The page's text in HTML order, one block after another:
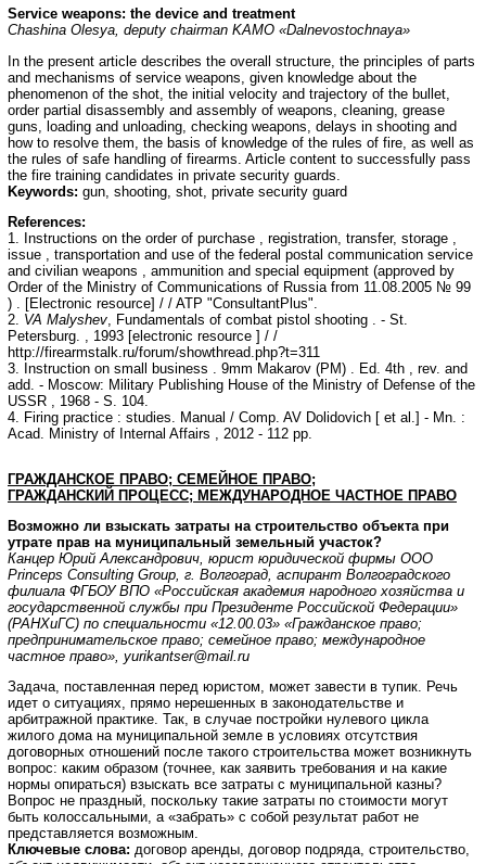
Service weapons: the device and treatment
Chashina Olesya, deputy chairman KAMO «Dalnevostochnaya»
In the present article describes the overall structure, the principles of parts
and mechanisms of service weapons, given knowledge about the
phenomenon of the shot, the initial velocity and trajectory of the bullet,
order partial disassembly and assembly of weapons, cleaning, grease
guns, loading and unloading, checking weapons, delays in shooting and
how to resolve them, the basis of knowledge of the rules of fire, as well as
the rules of safe handling of firearms. Article content to successfully pass
the fire training candidates in private security guards.
Keywords: gun, shooting, shot, private security guard
References:
1. Instructions on the order of purchase , registration, transfer, storage ,
issue , transportation and use of the federal postal communication service
and civilian weapons , ammunition and special equipment (approved by
Order of the Ministry of Communications of Russia from 11.08.2005 № 99
) . [Electronic resource] / / ATP "ConsultantPlus".
2. VA Malyshev, Fundamentals of combat pistol shooting . - St.
Petersburg. , 1993 [electronic resource ] / /
http://firearmstalk.ru/forum/showthread.php?t=311
3. Instruction on small business . 9mm Makarov (PM) . Ed. 4th , rev. and
add. - Moscow: Military Publishing House of the Ministry of Defense of the
USSR , 1968 - S. 104.
4. Firing practice : studies. Manual / Comp. AV Dolidovich [ et al.] - Mn. :
Acad. Ministry of Internal Affairs , 2012 - 112 pp.
ГРАЖДАНСКОЕ ПРАВО; СЕМЕЙНОЕ ПРАВО;
ГРАЖДАНСКИЙ ПРОЦЕСС; МЕЖДУНАРОДНОЕ ЧАСТНОЕ ПРАВО
Возможно ли взыскать затраты на строительство объекта при
утрате прав на муниципальный земельный участок?
Канцер Юрий Александрович, юрист юридической фирмы ООО
Princeps Consulting Group, г. Волгоград, аспирант Волгоградского
филиала ФГБОУ ВПО «Российская академия народного хозяйства и
государственной службы при Президенте Российской Федерации»
(РАНХиГС) по специальности «12.00.03» «Гражданское право;
предпринимательское право; семейное право; международное
частное право», yurikantser@mail.ru
Задача, поставленная перед юристом, может завести в тупик. Речь
идет о ситуациях, прямо нерешенных в законодательстве и
арбитражной практике. Так, в случае постройки нулевого цикла
жилого дома на муниципальной земле в условиях отсутствия
договорных отношений после такого строительства может возникнуть
вопрос: каким образом (точнее, как заявить требования и на какие
нормы опираться) взыскать все затраты с муниципальной казны?
Вопрос не праздный, поскольку такие затраты по стоимости могут
быть колоссальными, а «забрать» с собой результат работ не
представляется возможным.
Ключевые слова: договор аренды, договор подряда, строительство,